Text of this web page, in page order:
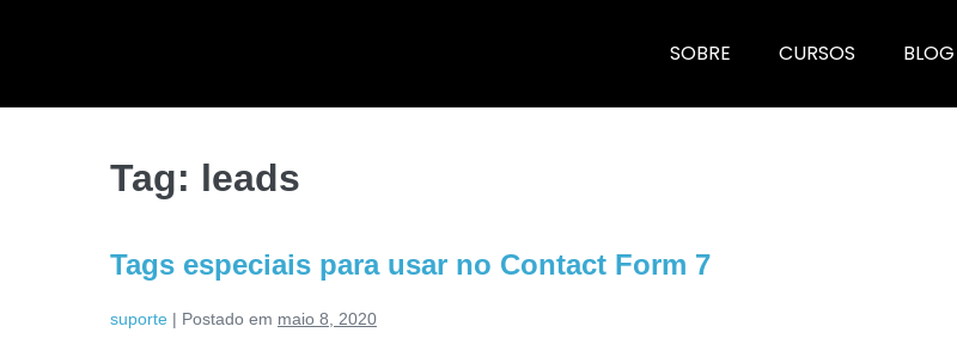
SOBRE CURSOS BLOG
Tag: leads
Tags especiais para usar no Contact Form 7
suporte | Postado em maio 8, 2020